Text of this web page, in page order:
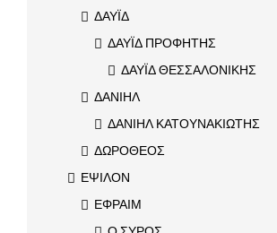
ΔΑΥΪΔ
ΔΑΥΪΔ ΠΡΟΦΗΤΗΣ
ΔΑΥΪΔ ΘΕΣΣΑΛΟΝΙΚΗΣ
ΔΑΝΙΗΛ
ΔΑΝΙΗΛ ΚΑΤΟΥΝΑΚΙΩΤΗΣ
ΔΩΡΟΘΕΟΣ
ΕΨΙΛΟΝ
ΕΦΡΑΙΜ